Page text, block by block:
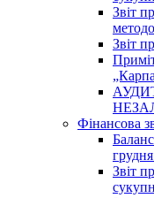
Звіт
Звіт
Фінансова
Звіт